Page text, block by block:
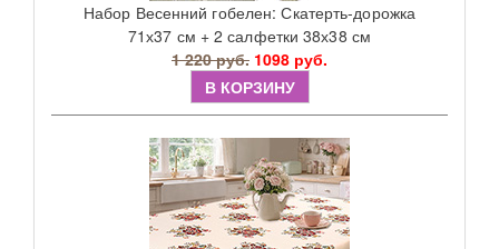
Набор Весенний гобелен: Скатерть-дорожка
71х37 см + 2 салфетки 38х38 см
1 220 руб. 1098 руб.
В КОРЗИНУ